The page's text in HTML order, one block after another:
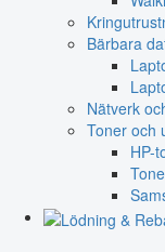
Bärbara
Nätverk
Toner och
HP-